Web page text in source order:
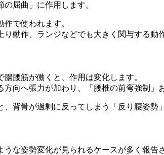
屈曲」に作用します。
で使われます。
動作、ランジなどでも大きく関与する動
腰筋が働くと、作用は変化します。
向へ張力が加わり、「腰椎の前弯強制」
背骨が過剰に反ってしまう「反り腰姿勢
な姿勢変化が見られるケースが多く報告